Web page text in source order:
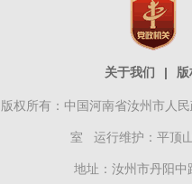
关于我们 | 版
版权所有：中国河南省汝州市人
室 运行维护：平顶
地址：汝州市丹阳